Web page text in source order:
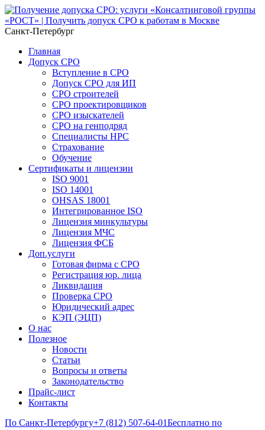
Санкт-Петербург
Главная
Допуск СРО
Вступление в СРО
Допуск СРО для ИП
СРО строителей
СРО проектировщиков
СРО изыскателей
СРО на генподряд
Специалисты НРС
Страхование
Обучение
Сертификаты и лицензии
ISO 9001
ISO 14001
OHSAS 18001
Интегрированное ISO
Лицензия минкультуры
Лицензия МЧС
Лицензия ФСБ
Доп.услуги
Готовая фирма с СРО
Регистрация юр. лица
Ликвидация
Проверка СРО
Юридический адрес
КЭП (ЭЦП)
О нас
Полезное
Новости
Статьи
Вопросы и ответы
Законодательство
Прайс-лист
Контакты
По Санкт-Петербургу+7 (812) 507-64-01Бесплатно по